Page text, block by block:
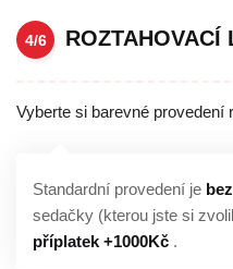
4/6 ROZTAHOVACÍ
Vyberte si barevné provedení
Standardní provedení je
sedačky (kterou jste si
příplatek +1000Kč .